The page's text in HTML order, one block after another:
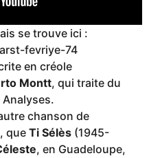
se trouve ici :
fevriye-74
en créole
Montt, qui traite du
chanson de
, que Ti Sélès (1945-
, en Guadeloupe,